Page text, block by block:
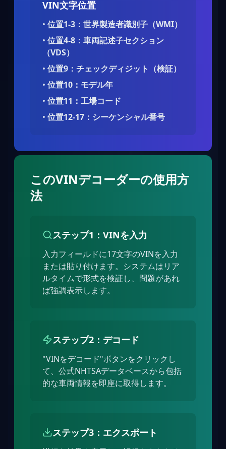
VIN文字位置
• 位置1-3：世界製造者識別子（WMI）
• 位置4-8：車両記述子セクション
（VDS）
• 位置9：チェックディジット（検証）
• 位置10：モデル年
• 位置11：工場コード
• 位置12-17：シーケンシャル番号
このVINデコーダーの使用方
法
ステップ1：VINを入力
入力フィールドに17文字のVINを入力
または貼り付けます。システムはリア
ルタイムで形式を検証し、問題があれ
ば強調表示します。
ステップ2：デコード
"VINをデコード"ボタンをクリックし
て、公式NHTSAデータベースから包括
的な車両情報を即座に取得します。
ステップ3：エクスポート